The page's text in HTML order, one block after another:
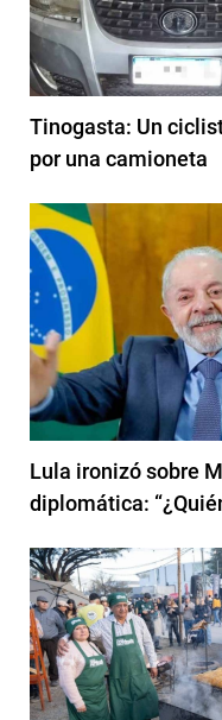
Tinogasta: Un
por una camioneta
Lula ironizó sobre
diplomática: